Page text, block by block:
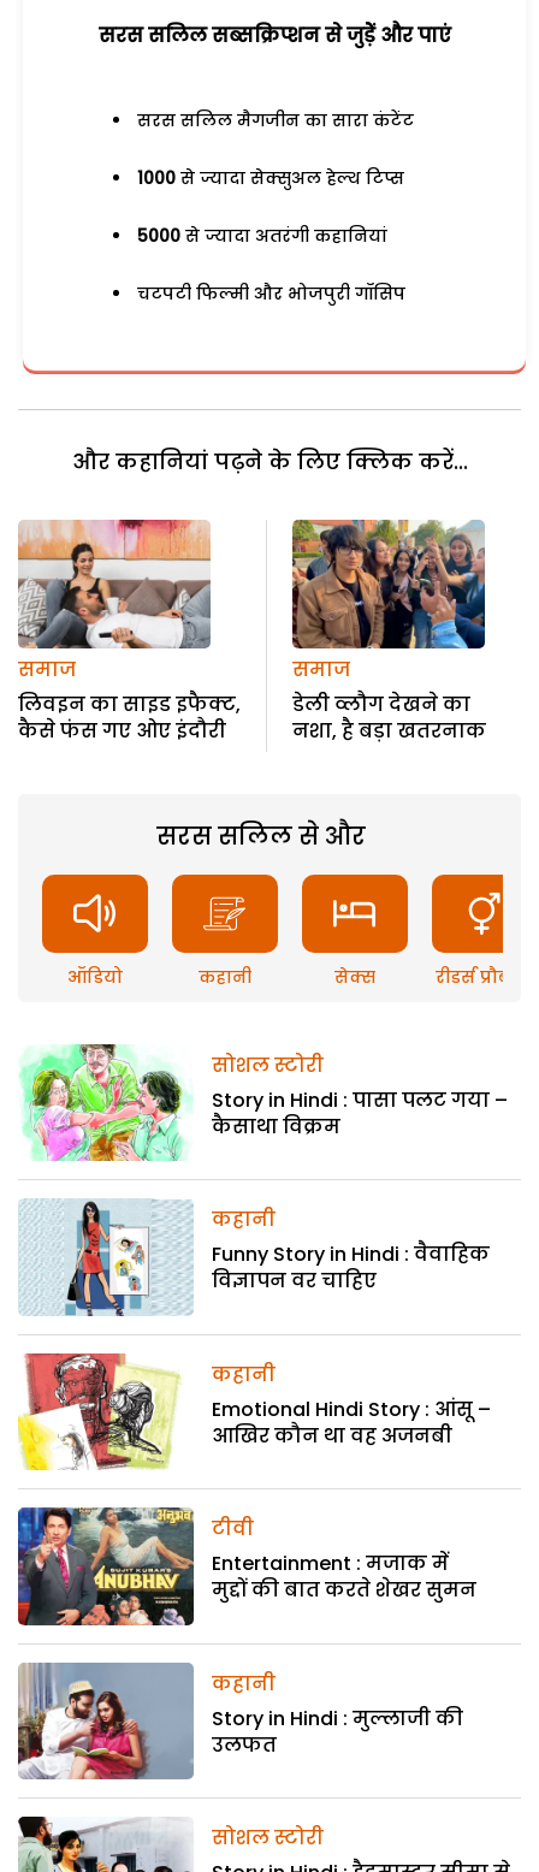
सरस सलिल सब्सक्रिप्शन से जुड़ेें और पाएं
सरस सलिल मैगजीन का सारा कंटेंट
1000 से ज्यादा सेक्सुअल हेल्थ टिप्स
5000 से ज्यादा अतरंगी कहानियां
चटपटी फिल्मी और भोजपुरी गॉसिप
और कहानियां पढ़ने के लिए क्लिक करें...
समाज
लिवइन का साइड इफैक्ट,
कैसे फंस गए ओए इंदौरी
समाज
डेली व्लौग देखने का
नशा, है बड़ा खतरनाक
सरस सलिल से और
ऑडियो कहानी सेक्स रीडर्स प्रौब्लम
सोशल स्टोरी
Story in Hindi : पासा पलट गया –
कैसाथा विक्रम
कहानी
Funny Story in Hindi : वैवाहिक
विज्ञापन वर चाहिए
कहानी
Emotional Hindi Story : आंसू –
आखिर कौन था वह अजनबी
टीवी
Entertainment : मजाक में
मुद्दों की बात करते शेखर सुमन
कहानी
Story in Hindi : मुल्लाजी की
उलफत
सोशल स्टोरी